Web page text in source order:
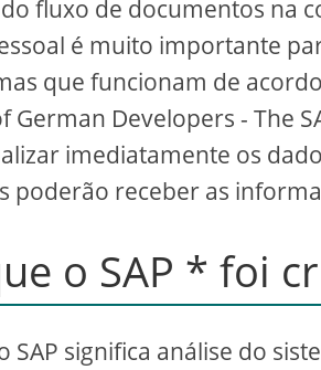
i
d
e
fluxo de documentos na
é muito importante
que funcionam de
German Developers - The
imediatamente os
​​poderão receber as
o SAP * foi
SAP significa análise do